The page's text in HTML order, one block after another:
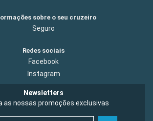
sobre o seu cruzeiro
Seguro
Redes sociais
Facebook
Instagram
Newsletters
as nossas promoções exclusivas